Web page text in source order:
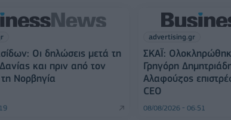
Οι δηλώσεις μετά τη
και πριν από τον
τη Νορβηγία
advertising.gr
ΣΚΑΪ:
Γρηγόρη
Αλαφούζος
CEO
08/08/2026 - 06:51